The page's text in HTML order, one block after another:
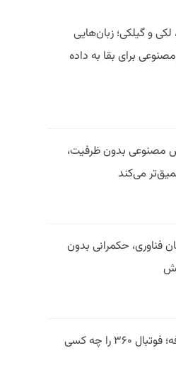
لکی و گیلکی؛ زبان‌هایی
برای بقا به داده
مصنوعی بدون ظرفیت،
می‌کند
حکمرانی بدون
فیلتر در وقت اضافه؛ فوتبال ۳۶۰ را چه کسی